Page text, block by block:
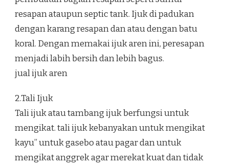
resapan ataupun septic tank. Ijuk di padukan
dengan karang resapan dan atau dengan batu
koral. Dengan memakai ijuk aren ini, peresapan
menjadi labih bersih dan lebih bagus.
jual ijuk aren
2.Tali Ijuk
Tali ijuk atau tambang ijuk berfungsi untuk
mengikat. tali ijuk kebanyakan untuk mengikat
kayu” untuk gasebo atau pagar dan untuk
mengikat anggrek agar merekat kuat dan tidak